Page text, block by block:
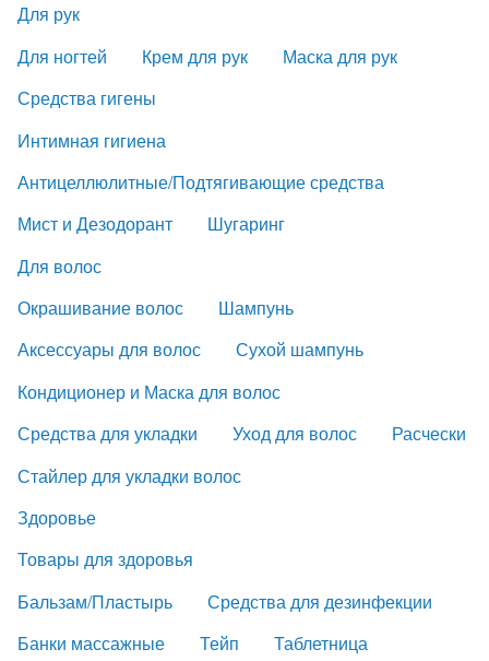
Для рук
Для ногтей
Крем для рук
Маска для рук
Средства гигены
Интимная гигиена
Антицеллюлитные/Подтягивающие средства
Мист и Дезодорант
Шугаринг
Для волос
Окрашивание волос
Шампунь
Аксессуары для волос
Сухой шампунь
Кондиционер и Маска для волос
Средства для укладки
Уход для волос
Расчески
Стайлер для укладки волос
Здоровье
Товары для здоровья
Бальзам/Пластырь
Средства для дезинфекции
Банки массажные
Тейп
Таблетница